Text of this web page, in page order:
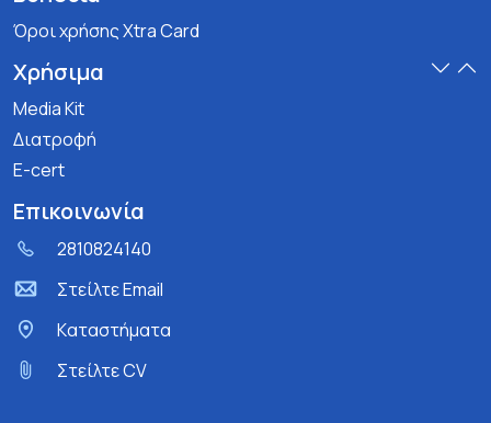
Όροι χρήσης Xtra Card
Χρήσιμα
Media Kit
Διατροφή
E-cert
Επικοινωνία
2810824140
Στείλτε Email
Kαταστήματα
Στείλτε CV